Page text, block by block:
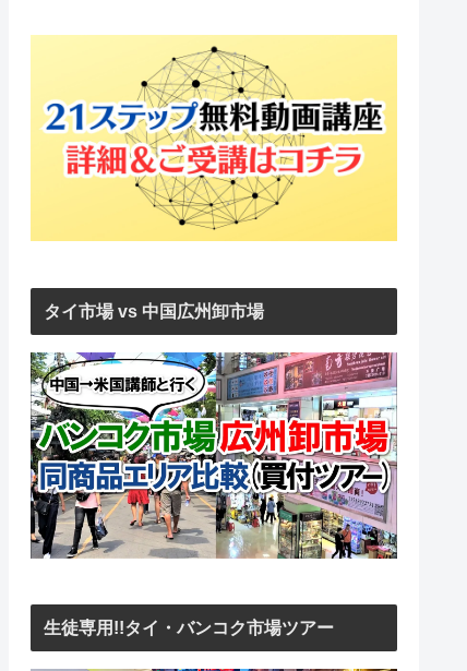
タイ市場 vs 中国広州卸市場
生徒専用!!タイ・バンコク市場ツアー